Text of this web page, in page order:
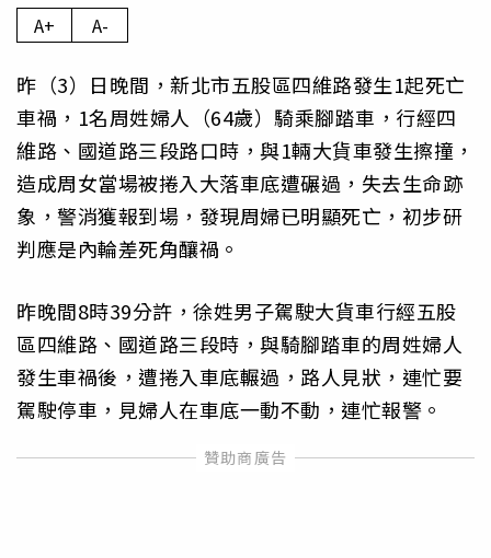
A+ A-
昨（3）日晚間，新北市五股區四維路發生1起死亡
車禍，1名周姓婦人（64歲）騎乘腳踏車，行經四
維路、國道路三段路口時，與1輛大貨車發生擦撞，
造成周女當場被捲入大落車底遭碾過，失去生命跡
象，警消獲報到場，發現周婦已明顯死亡，初步研
判應是內輪差死角釀禍。
昨晚間8時39分許，徐姓男子駕駛大貨車行經五股
區四維路、國道路三段時，與騎腳踏車的周姓婦人
發生車禍後，遭捲入車底輾過，路人見狀，連忙要
駕駛停車，見婦人在車底一動不動，連忙報警。